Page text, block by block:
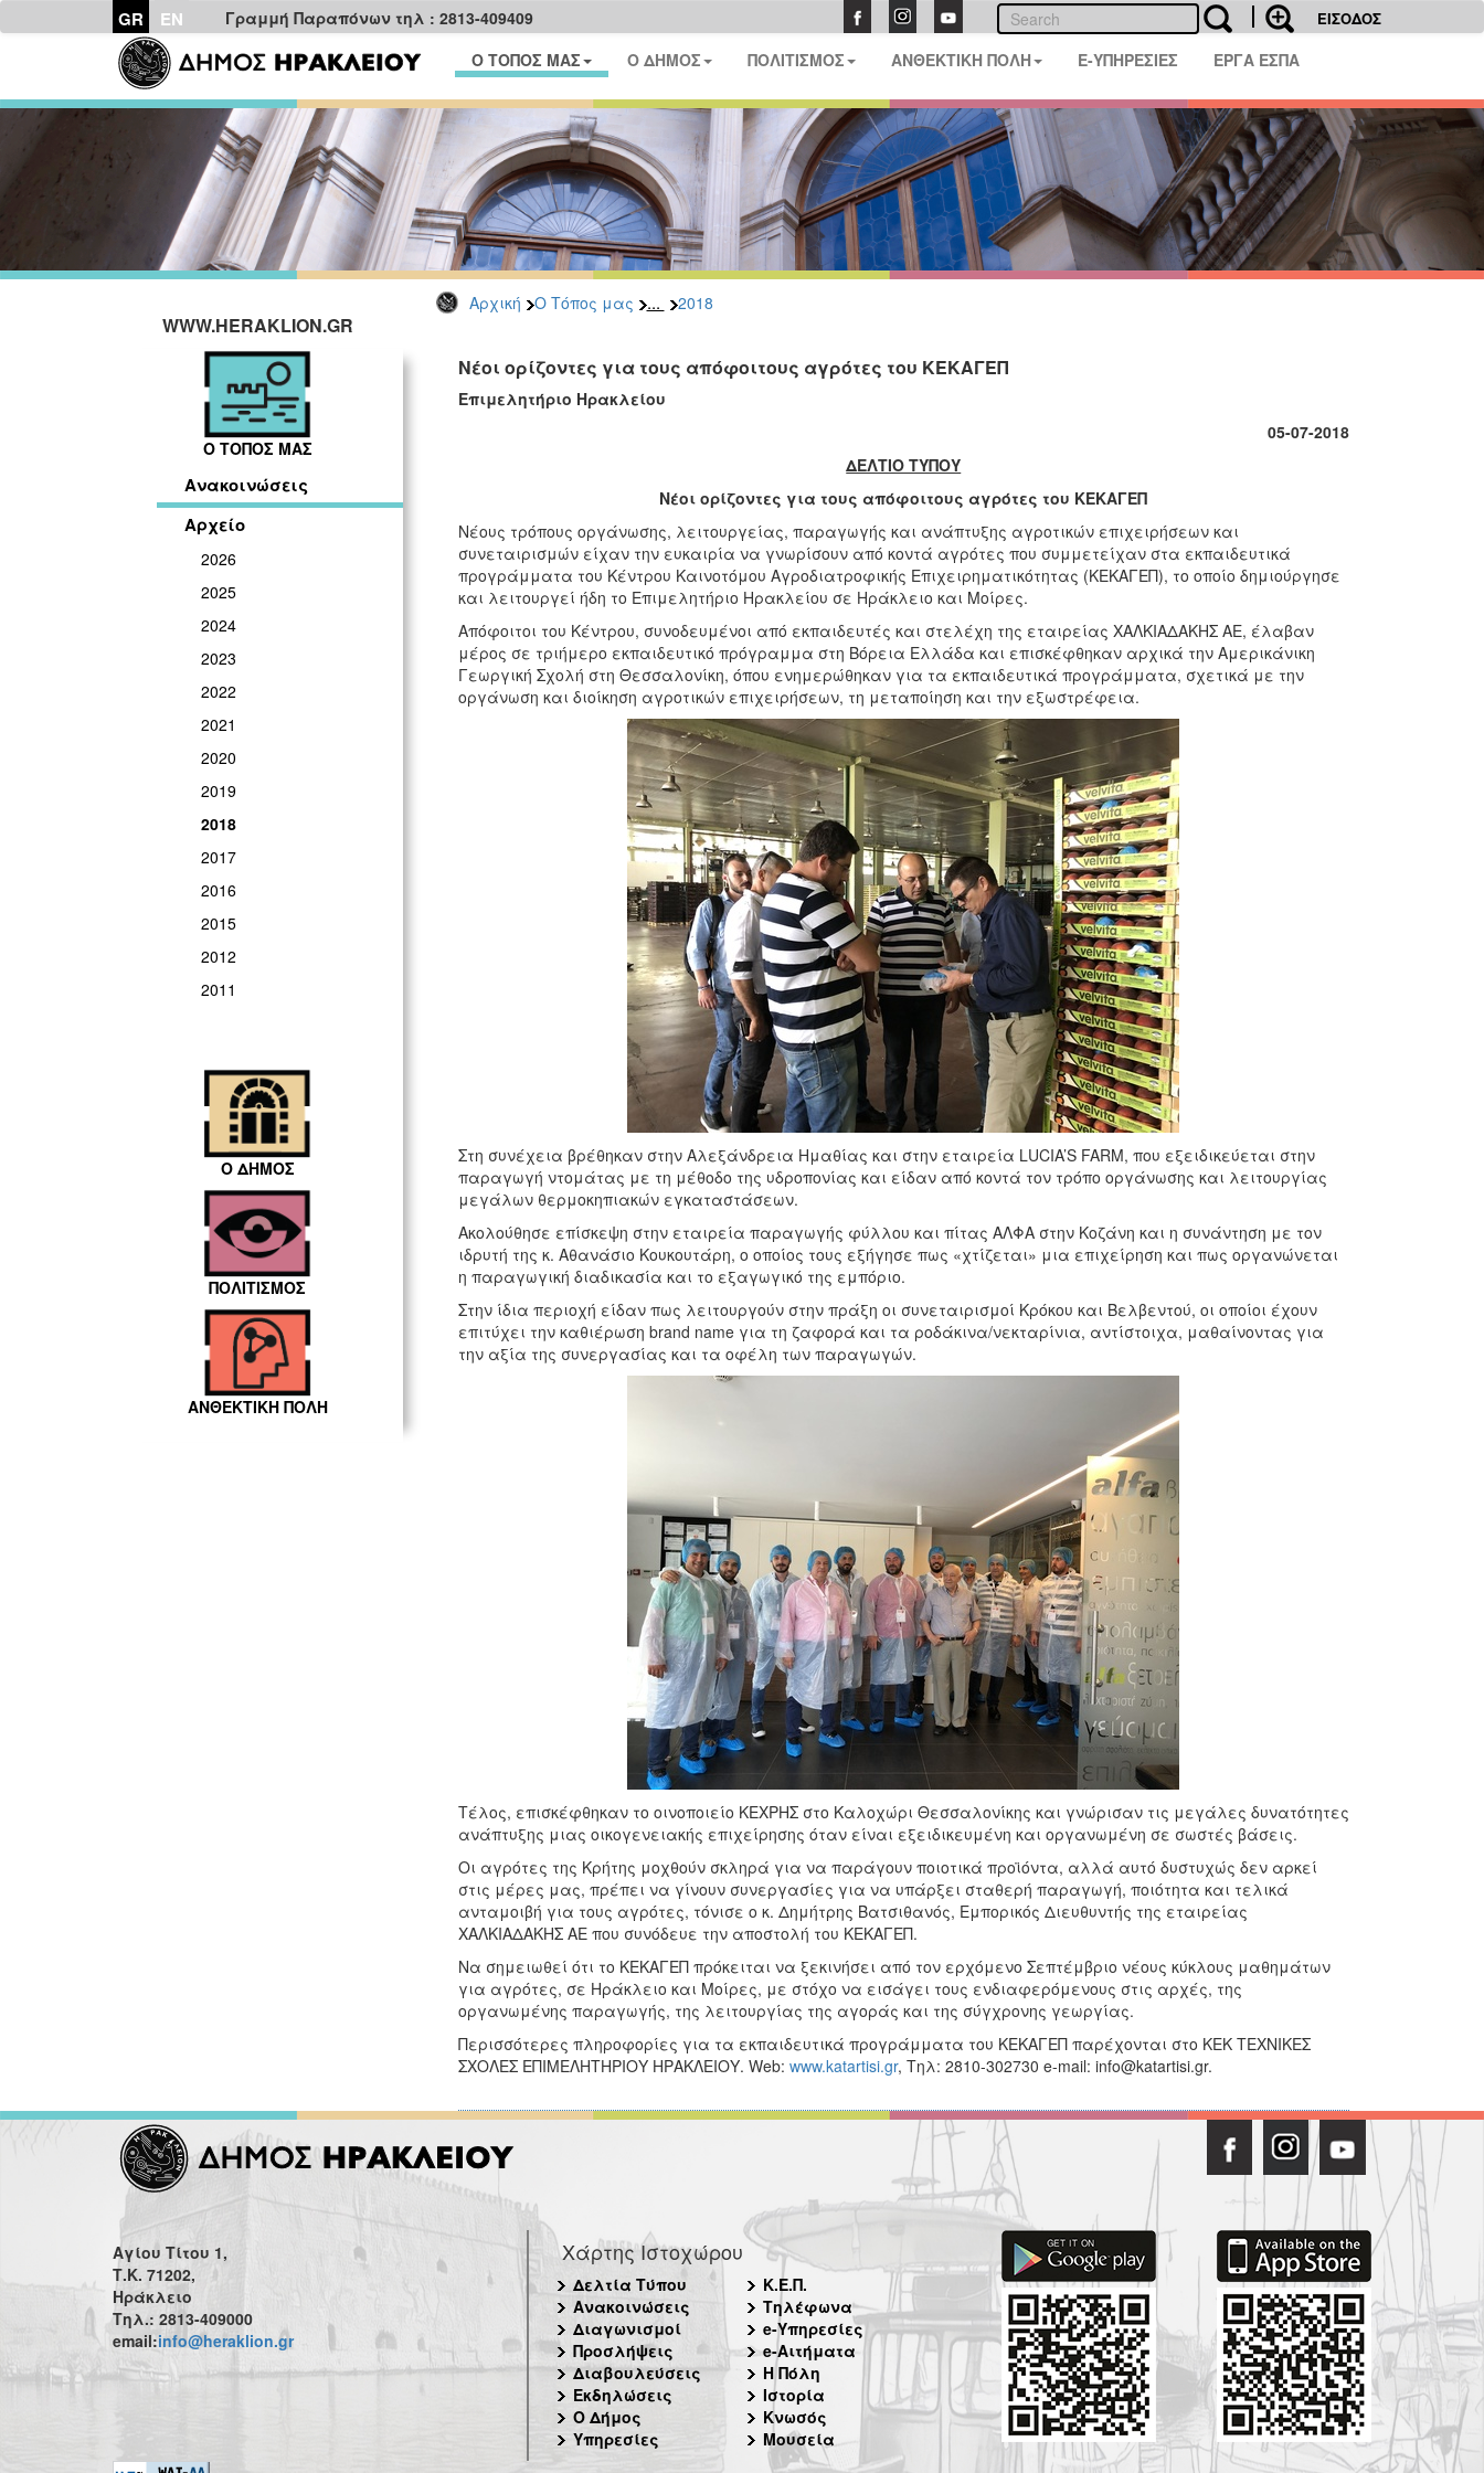
GR EN Γραμμή Παραπόνων τηλ : 2813-409409 ΕΙΣΟΔΟΣ
Ο ΤΟΠΟΣ ΜΑΣ Ο ΔΗΜΟΣ ΠΟΛΙΤΙΣΜΟΣ ΑΝΘΕΚΤΙΚΗ ΠΟΛΗ E-ΥΠΗΡΕΣΙΕΣ ΕΡΓΑ ΕΣΠΑ
Αρχική Ο Τόπος μας ... 2018
WWW.HERAKLION.GR
Ο ΤΟΠΟΣ ΜΑΣ
Ανακοινώσεις
Αρχείο
2026
2025
2024
2023
2022
2021
2020
2019
2018
2017
2016
2015
2012
2011
Ο ΔΗΜΟΣ
ΠΟΛΙΤΙΣΜΟΣ
ΑΝΘΕΚΤΙΚΗ ΠΟΛΗ
Νέοι ορίζοντες για τους απόφοιτους αγρότες του ΚΕΚΑΓΕΠ
Επιμελητήριο Ηρακλείου
05-07-2018
ΔΕΛΤΙΟ ΤΥΠΟΥ
Νέοι ορίζοντες για τους απόφοιτους αγρότες του ΚΕΚΑΓΕΠ
Νέους τρόπους οργάνωσης, λειτουργείας, παραγωγής και ανάπτυξης αγροτικών επιχειρήσεων και
συνεταιρισμών είχαν την ευκαιρία να γνωρίσουν από κοντά αγρότες που συμμετείχαν στα εκπαιδευτικά
προγράμματα του Κέντρου Καινοτόμου Αγροδιατροφικής Επιχειρηματικότητας (ΚΕΚΑΓΕΠ), το οποίο δημιούργησε
και λειτουργεί ήδη το Επιμελητήριο Ηρακλείου σε Ηράκλειο και Μοίρες.
Απόφοιτοι του Κέντρου, συνοδευμένοι από εκπαιδευτές και στελέχη της εταιρείας ΧΑΛΚΙΑΔΑΚΗΣ AE, έλαβαν
μέρος σε τριήμερο εκπαιδευτικό πρόγραμμα στη Βόρεια Ελλάδα και επισκέφθηκαν αρχικά την Αμερικάνικη
Γεωργική Σχολή στη Θεσσαλονίκη, όπου ενημερώθηκαν για τα εκπαιδευτικά προγράμματα, σχετικά με την
οργάνωση και διοίκηση αγροτικών επιχειρήσεων, τη μεταποίηση και την εξωστρέφεια.
Στη συνέχεια βρέθηκαν στην Αλεξάνδρεια Ημαθίας και στην εταιρεία LUCIA’S FARM, που εξειδικεύεται στην
παραγωγή ντομάτας με τη μέθοδο της υδροπονίας και είδαν από κοντά τον τρόπο οργάνωσης και λειτουργίας
μεγάλων θερμοκηπιακών εγκαταστάσεων.
Ακολούθησε επίσκεψη στην εταιρεία παραγωγής φύλλου και πίτας ΑΛΦΑ στην Κοζάνη και η συνάντηση με τον
ιδρυτή της κ. Αθανάσιο Κουκουτάρη, ο οποίος τους εξήγησε πως «χτίζεται» μια επιχείρηση και πως οργανώνεται
η παραγωγική διαδικασία και το εξαγωγικό της εμπόριο.
Στην ίδια περιοχή είδαν πως λειτουργούν στην πράξη οι συνεταιρισμοί Κρόκου και Βελβεντού, οι οποίοι έχουν
επιτύχει την καθιέρωση brand name για τη ζαφορά και τα ροδάκινα/νεκταρίνια, αντίστοιχα, μαθαίνοντας για
την αξία της συνεργασίας και τα οφέλη των παραγωγών.
Τέλος, επισκέφθηκαν το οινοποιείο ΚΕΧΡΗΣ στο Καλοχώρι Θεσσαλονίκης και γνώρισαν τις μεγάλες δυνατότητες
ανάπτυξης μιας οικογενειακής επιχείρησης όταν είναι εξειδικευμένη και οργανωμένη σε σωστές βάσεις.
Οι αγρότες της Κρήτης μοχθούν σκληρά για να παράγουν ποιοτικά προϊόντα, αλλά αυτό δυστυχώς δεν αρκεί
στις μέρες μας, πρέπει να γίνουν συνεργασίες για να υπάρξει σταθερή παραγωγή, ποιότητα και τελικά
ανταμοιβή για τους αγρότες, τόνισε ο κ. Δημήτρης Βατσιθανός, Εμπορικός Διευθυντής της εταιρείας
ΧΑΛΚΙΑΔΑΚΗΣ ΑΕ που συνόδευε την αποστολή του ΚΕΚΑΓΕΠ.
Να σημειωθεί ότι το ΚΕΚΑΓΕΠ πρόκειται να ξεκινήσει από τον ερχόμενο Σεπτέμβριο νέους κύκλους μαθημάτων
για αγρότες, σε Ηράκλειο και Μοίρες, με στόχο να εισάγει τους ενδιαφερόμενους στις αρχές, της
οργανωμένης παραγωγής, της λειτουργίας της αγοράς και της σύγχρονης γεωργίας.
Περισσότερες πληροφορίες για τα εκπαιδευτικά προγράμματα του ΚΕΚΑΓΕΠ παρέχονται στο ΚΕΚ ΤΕΧΝΙΚΕΣ
ΣΧΟΛΕΣ ΕΠΙΜΕΛΗΤΗΡΙΟΥ ΗΡΑΚΛΕΙΟΥ. Web: www.katartisi.gr, Τηλ: 2810-302730 e-mail: info@katartisi.gr.
Αγίου Τίτου 1,
Τ.Κ. 71202,
Ηράκλειο
Τηλ.: 2813-409000
email:info@heraklion.gr
Χάρτης Ιστοχώρου
Δελτία Τύπου
Ανακοινώσεις
Διαγωνισμοί
Προσλήψεις
Διαβουλεύσεις
Εκδηλώσεις
Ο Δήμος
Υπηρεσίες
Κ.Ε.Π.
Τηλέφωνα
e-Υπηρεσίες
e-Αιτήματα
Η Πόλη
Ιστορία
Κνωσός
Μουσεία